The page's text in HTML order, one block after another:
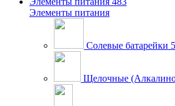
Элементы питания
Солевые батарейки 5
Щелочные